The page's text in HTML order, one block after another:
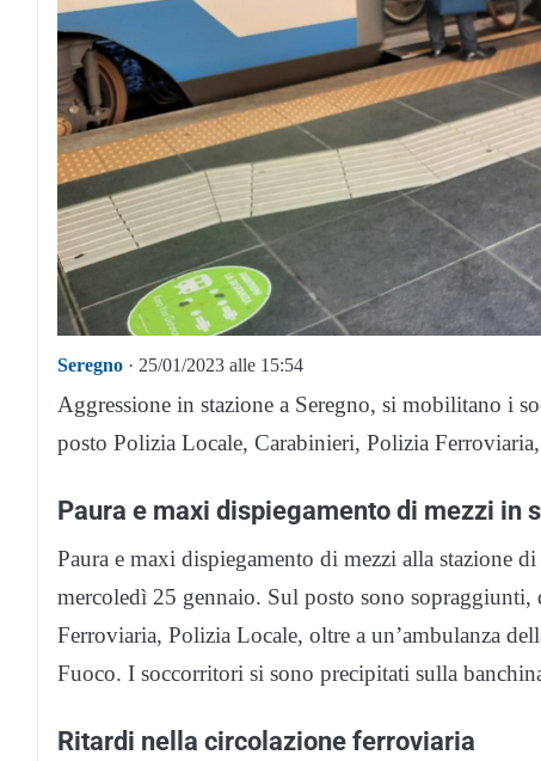
Seregno · 25/01/2023 alle 15:54
Aggressione in stazione a Seregno, si mobilitano i
posto Polizia Locale, Carabinieri, Polizia
Paura e maxi dispiegamento di mezzi in
Paura e maxi dispiegamento di mezzi alla stazione
mercoledì 25 gennaio. Sul posto sono
Ferroviaria, Polizia Locale, oltre a un’ambulanza
Fuoco. I soccorritori si sono precipitati sulla
Ritardi nella circolazione ferroviaria